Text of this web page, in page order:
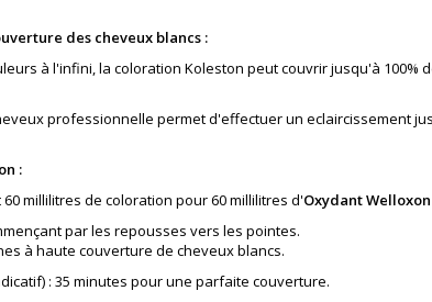
des cheveux blancs :
à l'infini, la coloration Koleston peut couvrir jusqu'à 100%
professionnelle permet d'effectuer un eclaircissement
:
60 millilitres de coloration pour 60 millilitres d'Oxydant
par les repousses vers les pointes.
à haute couverture de cheveux blancs.
: 35 minutes pour une parfaite couverture.